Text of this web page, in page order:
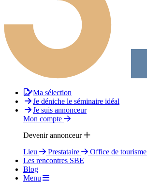
Ma sélection
Je déniche le séminaire idéal
Je suis annonceur
Mon compte
Devenir annonceur
Lieu
Prestataire Office de tourisme
Les rencontres SBE
Blog
Menu